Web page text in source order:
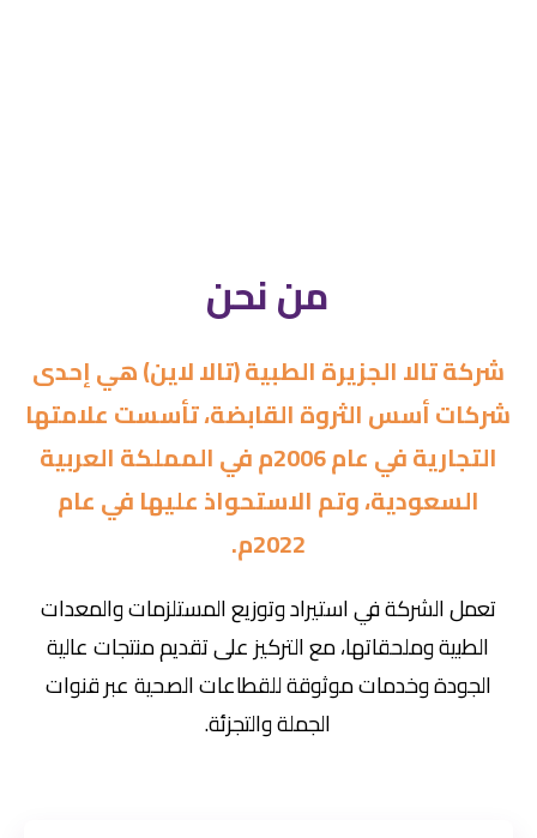
من نحن
شركة تالا الجزيرة الطبية (تالا لاين) هي إحدى
شركات أسس الثروة القابضة، تأسست علامتها
التجارية في عام 2006م في المملكة العربية
السعودية، وتم الاستحواذ عليها في عام
2022م.
تعمل الشركة في استيراد وتوزيع المستلزمات والمعدات
الطبية وملحقاتها، مع التركيز على تقديم منتجات عالية
الجودة وخدمات موثوقة للقطاعات الصحية عبر قنوات
الجملة والتجزئة.